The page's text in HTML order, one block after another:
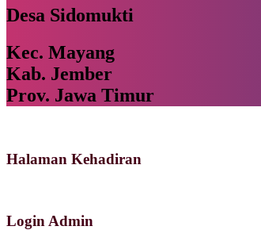
Desa Sidomukti
Kec. Mayang
Kab. Jember
Prov. Jawa Timur
Halaman Kehadiran
Login Admin